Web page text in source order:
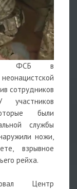
ФСБ в
сотрудников
участников
были
службы
ножи,
взрывное
рейха.
Центр